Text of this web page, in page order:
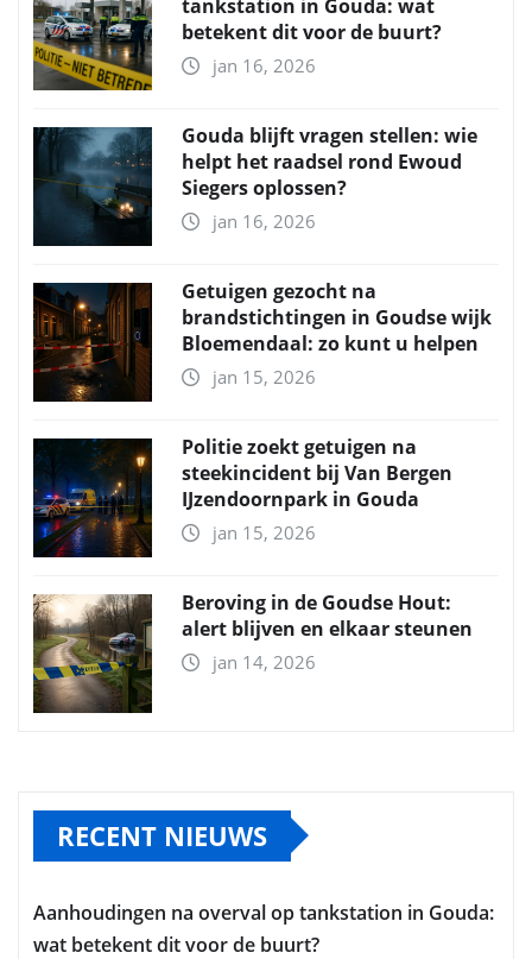
tankstation in Gouda: wat
betekent dit voor de buurt?
jan 16, 2026
Gouda blijft vragen stellen: wie
helpt het raadsel rond Ewoud
Siegers oplossen?
jan 16, 2026
Getuigen gezocht na
brandstichtingen in Goudse wijk
Bloemendaal: zo kunt u helpen
jan 15, 2026
Politie zoekt getuigen na
steekincident bij Van Bergen
IJzendoornpark in Gouda
jan 15, 2026
Beroving in de Goudse Hout:
alert blijven en elkaar steunen
jan 14, 2026
RECENT NIEUWS
Aanhoudingen na overval op tankstation in Gouda:
wat betekent dit voor de buurt?